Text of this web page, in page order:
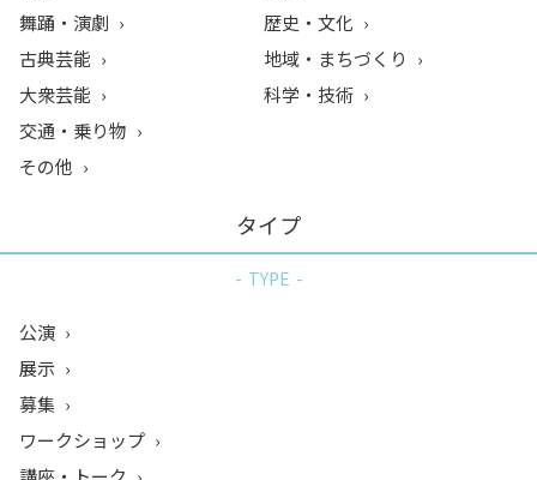
舞踊・演劇
古典芸能
大衆芸能
歴史・文化
地域・まちづくり
科学・技術
交通・乗り物
その他
タイプ
TYPE
公演
展示
募集
ワークショップ